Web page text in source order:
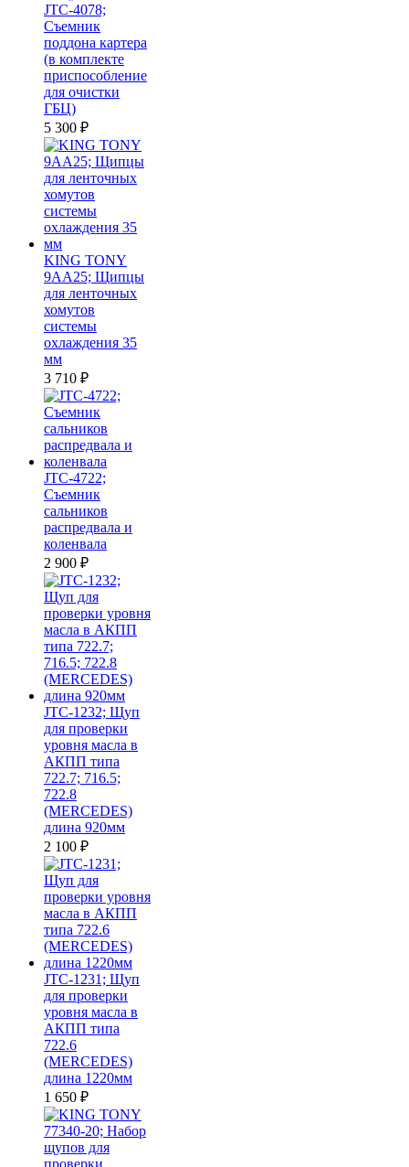
JTC-4078;
Съемник
поддона картера
(в комплекте
приспособление
для очистки
ГБЦ)
5 300 ₽
KING TONY
9AA25; Щипцы
для ленточных
хомутов
системы
охлаждения 35
мм
3 710 ₽
JTC-4722;
Съемник
сальников
распредвала и
коленвала
2 900 ₽
JTC-1232; Щуп
для проверки
уровня масла в
АКПП типа
722.7; 716.5;
722.8
(MERCEDES)
длина 920мм
2 100 ₽
JTC-1231; Щуп
для проверки
уровня масла в
АКПП типа
722.6
(MERCEDES)
длина 1220мм
1 650 ₽